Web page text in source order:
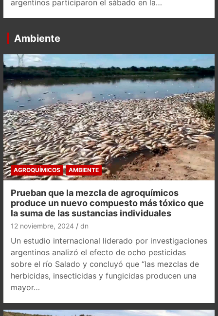
argentinos participaron el sábado en la…
Ambiente
AGROQUÍMICOS AMBIENTE
Prueban que la mezcla de agroquímicos
produce un nuevo compuesto más tóxico que
la suma de las sustancias individuales
12 noviembre, 2024 dn
Un estudio internacional liderado por investigaciones
argentinos analizó el efecto de ocho pesticidas
sobre el río Salado y concluyó que “las mezclas de
herbicidas, insecticidas y fungicidas producen una
mayor…